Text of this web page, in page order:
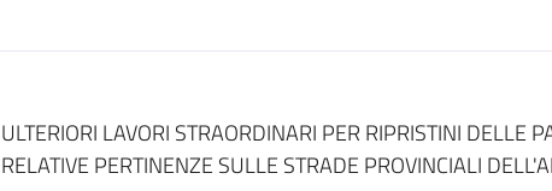
Dati del bando
ULTERIORI LAVORI STRAORDINARI PER RIPRISTINI DELLE
RELATIVE PERTINENZE SULLE STRADE PROVINCIALI